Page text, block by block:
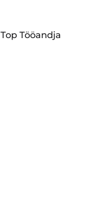
Top Tööandja